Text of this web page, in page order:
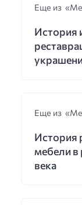
Еще из
История
Еще из
История
мебели в
века